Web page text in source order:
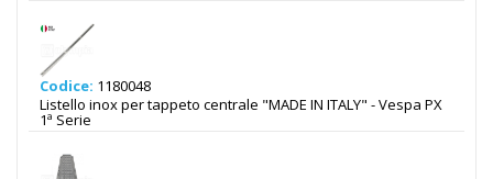
Codice: 1180048
Listello inox per tappeto centrale "MADE IN ITALY" - Vespa PX
1ª Serie